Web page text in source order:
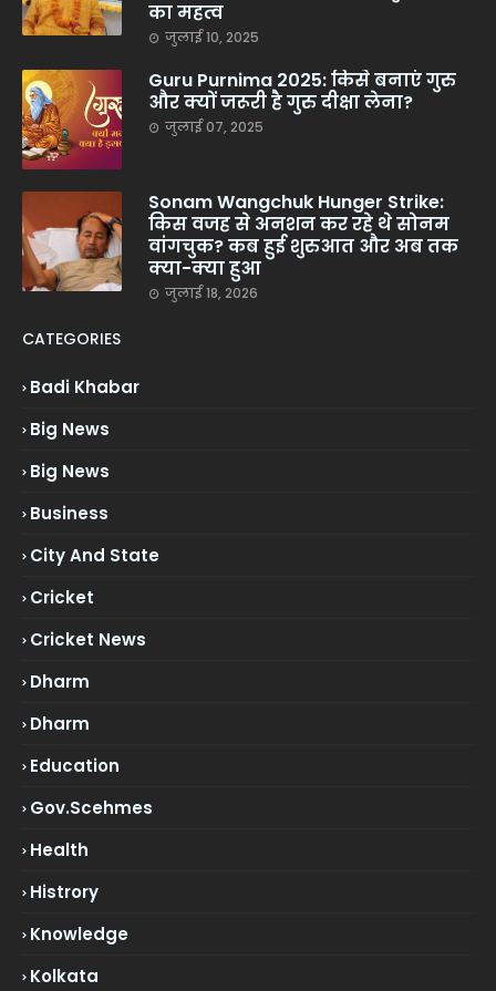
का महत्व
जुलाई 10, 2025
Guru Purnima 2025: किसे बनाएं गुरु
और क्यों जरूरी है गुरु दीक्षा लेना?
जुलाई 07, 2025
Sonam Wangchuk Hunger Strike:
किस वजह से अनशन कर रहे थे सोनम
वांगचुक? कब हुई शुरुआत और अब तक
क्या-क्या हुआ
जुलाई 18, 2026
CATEGORIES
Badi Khabar
Big News
Big News
Business
City And State
Cricket
Cricket News
Dharm
Dharm
Education
Gov.scehmes
Health
Histrory
Knowledge
Kolkata